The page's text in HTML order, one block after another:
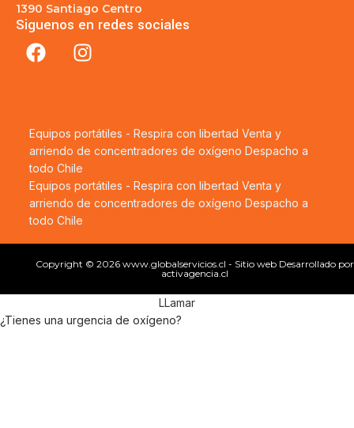
1390 Santiago Centro
Siguenos en redes sociales
Equipos portátiles - Respira con libertad Venta y
arriendo de concentradores de oxígeno Despacho a
todo Chile
Equipos portátiles - Respira con libertad Venta y
arriendo de concentradores de oxígeno Despacho a
todo Chile
Copyright © 2026 www.globalservicios.cl - Sitio web Desarrollado por
activagencia.cl
LLamar
¿Tienes una urgencia de oxígeno?